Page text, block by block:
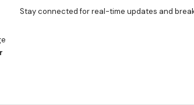
Stay connected for real-time updates and